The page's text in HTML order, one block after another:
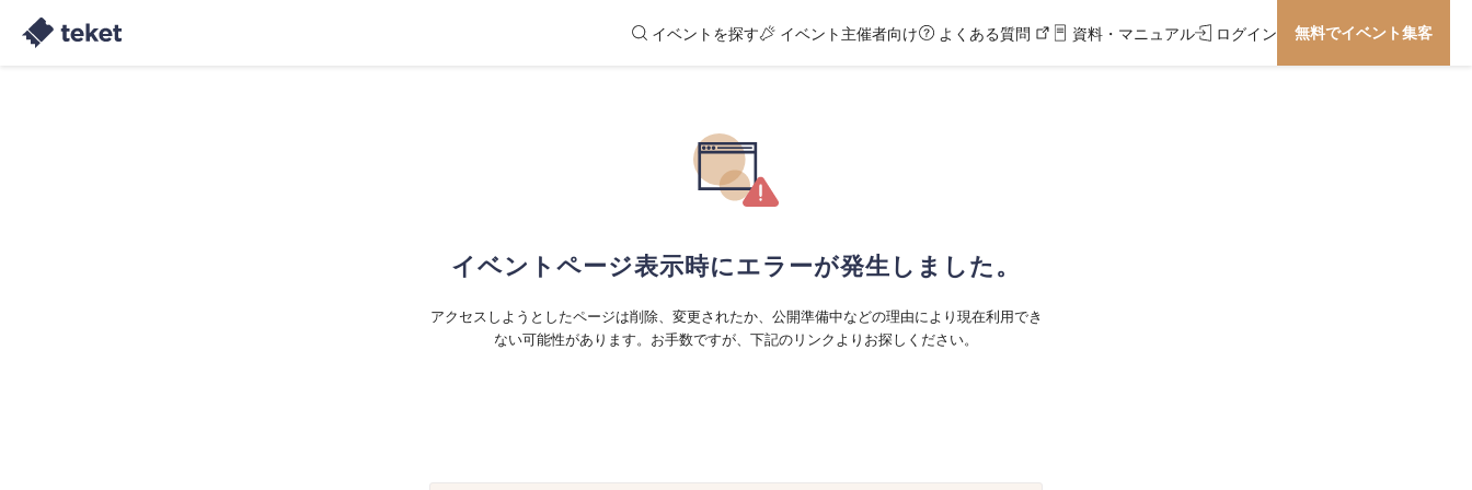
イベントを探す イベント主催者向け よくある質問 資料・マニュアル ログイン 無料でイベント集客
イベントページ表示時にエラーが発生しました。
アクセスしようとしたページは削除、変更されたか、公開準備中などの理由により現在利用でき
ない可能性があります。お手数ですが、下記のリンクよりお探しください。